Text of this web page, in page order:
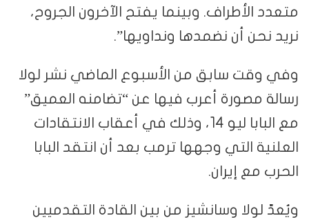
متعدد الأطراف. وبينما يفتح الآخرون الجروح،
نريد نحن أن نضمدها ونداويها”.
وفي وقت سابق من الأسبوع الماضي نشر لولا
رسالة مصورة أعرب فيها عن “تضامنه العميق”
مع البابا ليو 14، وذلك في أعقاب الانتقادات
العلنية التي وجهها ترمب بعد أن انتقد البابا
الحرب مع إيران.
ويُعدّ لولا وسانشيز من بين القادة التقدميين